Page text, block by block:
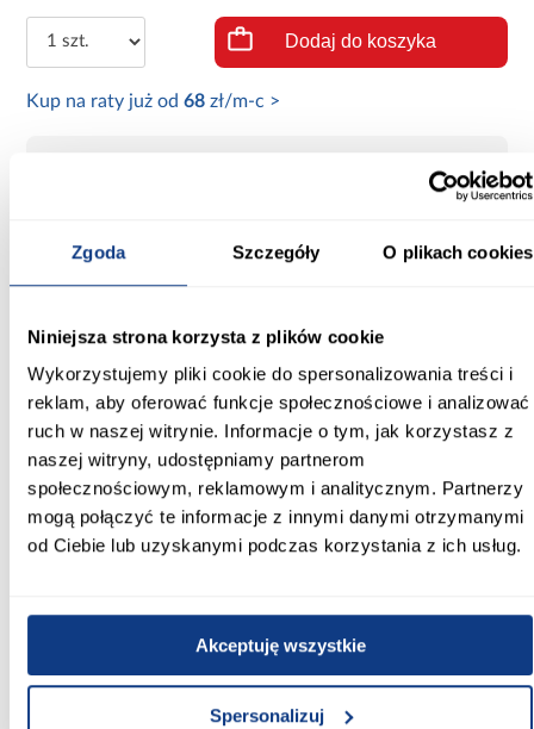
Zgoda Szczegóły O plikach cookies
Niniejsza strona korzysta z plików cookie
Wykorzystujemy pliki cookie do spersonalizowania treści i
reklam, aby oferować funkcje społecznościowe i analizować
ruch w naszej witrynie. Informacje o tym, jak korzystasz z
naszej witryny, udostępniamy partnerom
społecznościowym, reklamowym i analitycznym. Partnerzy
mogą połączyć te informacje z innymi danymi otrzymanymi
od Ciebie lub uzyskanymi podczas korzystania z ich usług.
Akceptuję wszystkie
Spersonalizuj
Dodaj do koszyka
Kup na raty już od68 zł/m-c >
Do 14 dni roboczych
Kup teraz i zapłać za 30 dni
Zadzwoń i zamów
660 627 627
Karta produktu
Drukuj
Informacje Transport Do pobrania